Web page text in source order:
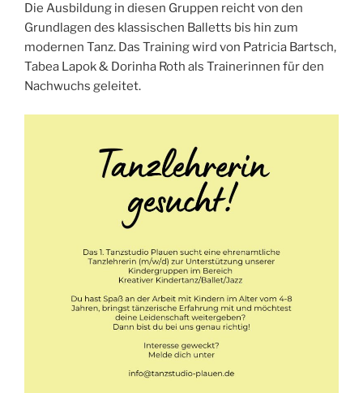
Die Ausbildung in diesen Gruppen reicht von den
Grundlagen des klassischen Balletts bis hin zum
modernen Tanz. Das Training wird von Patricia Bartsch,
Tabea Lapok & Dorinha Roth als Trainerinnen für den
Nachwuchs geleitet.